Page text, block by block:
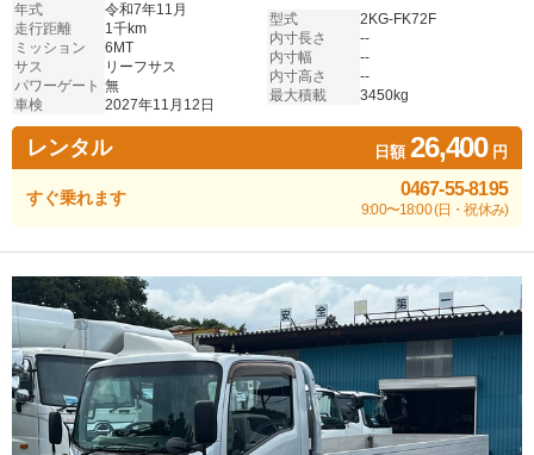
年式
令和7年11月
走行距離
1千km
ミッション
6MT
サス
リーフサス
パワーゲート 無
車検
2027年11月12日
型式
2KG-FK72F
内寸長さ
--
内寸幅
--
内寸高さ
--
最大積載
3450kg
レンタル 日額26,400円
すぐ乗れます 0467-55-8195
9:00〜18:00 (日・祝休み)